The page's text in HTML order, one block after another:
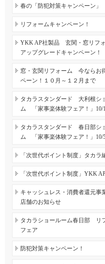
春の「防犯対策キャンペーン」
リフォームキャンペーン！
YKK AP社製品 玄関・窓リフ
アップグレードキャンペーン！
窓・玄関リフォーム 今ならお
ペーン！１０月～１２月まで
タカラスタンダード 大利根シ
ム 「家事楽体験フェア！」10/
タカラスタンダード 春日部シ
ム 「家事楽体験フェア！」10/
「次世代ポイント制度」タカラ
「次世代ポイント制度」YKK
キャッシュレス・消費者還元
店舗のお知らせ
タカラショールーム春日部 リ
フェア
防犯対策キャンペーン！